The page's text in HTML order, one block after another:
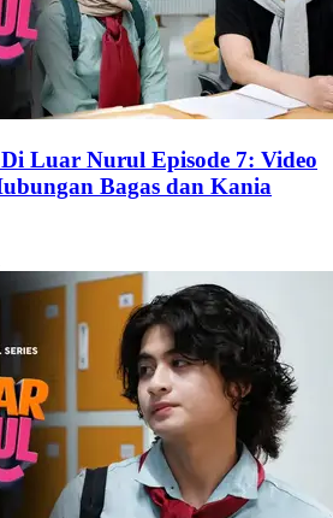
Di Luar Nurul Episode 7: Video
Bagas dan Kania